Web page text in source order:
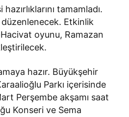
tamamladı.
düzenlenecek. Etkinlik
Hacivat oyunu, Ramazan
hazır. Büyükşehir
Parkı içerisinde
Perşembe akşamı saat
Konseri ve Sema
Haber Türleri Nelerdir?